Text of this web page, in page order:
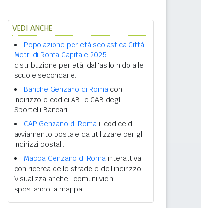
VEDI ANCHE
Popolazione per età scolastica Città
Metr. di Roma Capitale 2025
distribuzione per età, dall'asilo nido alle
scuole secondarie.
Banche Genzano di Roma con
indirizzo e codici ABI e CAB degli
Sportelli Bancari.
CAP Genzano di Roma il codice di
avviamento postale da utilizzare per gli
indirizzi postali.
Mappa Genzano di Roma interattiva
con ricerca delle strade e dell'indirizzo.
Visualizza anche i comuni vicini
spostando la mappa.